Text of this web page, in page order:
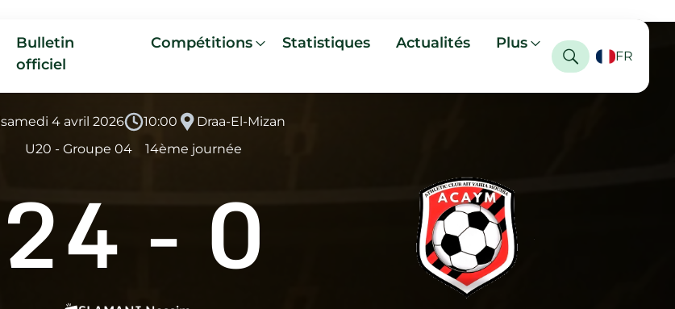
Bulletin
officiel
Compétitions Statistiques Actualités Plus
FR
samedi 4 avril 2026 10:00
Draa-El-Mizan
U20 - Groupe 04
14ème journée
24 - 0